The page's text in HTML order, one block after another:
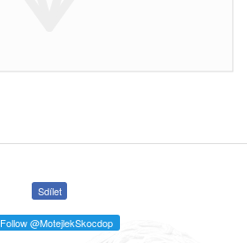
Sdílet
Follow @MotejlekSkocdop